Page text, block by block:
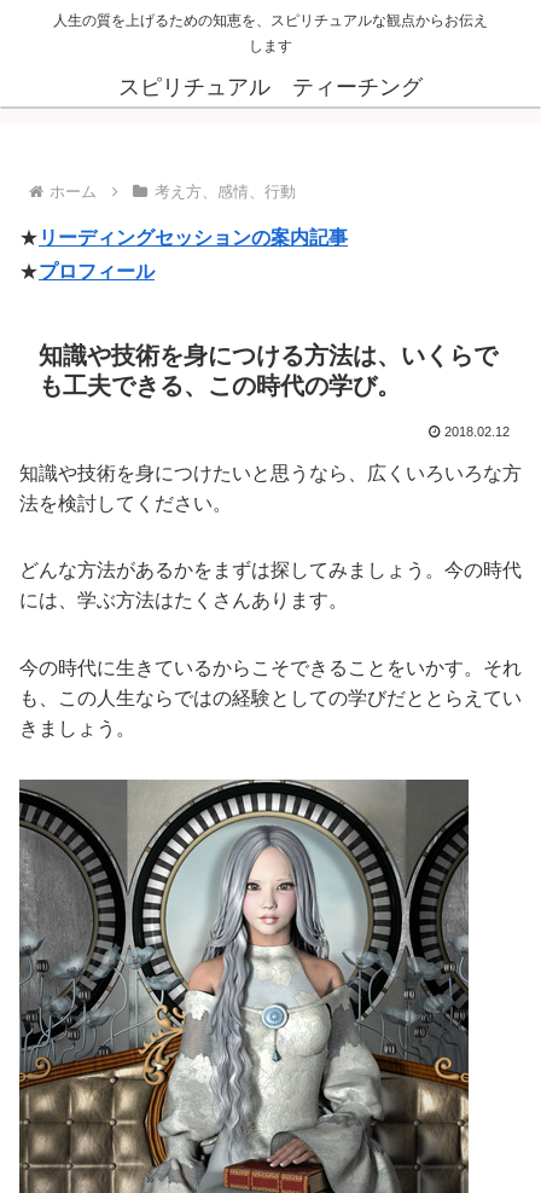
人生の質を上げるための知恵を、スピリチュアルな観点からお伝え
します
スピリチュアル ティーチング
ホーム 考え方、感情、行動
★ リーディングセッションの案内記事
★プロフィール
知識や技術を身につける方法は、いくらで
も工夫できる、この時代の学び。
2018.02.12
知識や技術を身につけたいと思うなら、広くいろいろな方
法を検討してください。
どんな方法があるかをまずは探してみましょう。今の時代
には、学ぶ方法はたくさんあります。
今の時代に生きているからこそできることをいかす。それ
も、この人生ならではの経験としての学びだととらえてい
きましょう。